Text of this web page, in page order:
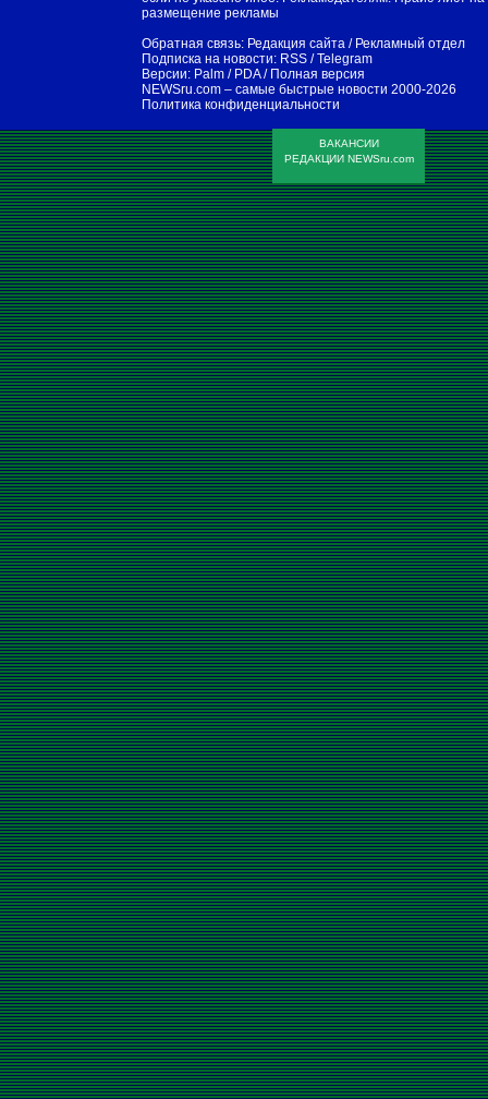
размещение рекламы
Обратная связь: Редакция сайта / Рекламный отдел
Подписка на новости: RSS /Telegram
Версии: Palm / PDA/ Полная версия
NEWSru.com – самые быстрые новости 2000-2026
Политика конфиденциальности
ВАКАНСИИ
РЕДАКЦИИ NEWSru.com